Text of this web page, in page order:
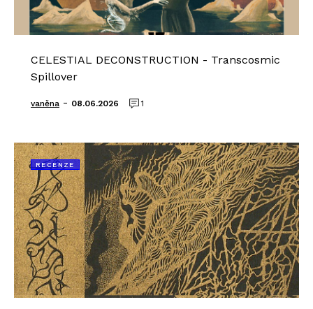
CELESTIAL DECONSTRUCTION - Transcosmic
Spillover
vaněna - 08.06.2026 1
RECENZE